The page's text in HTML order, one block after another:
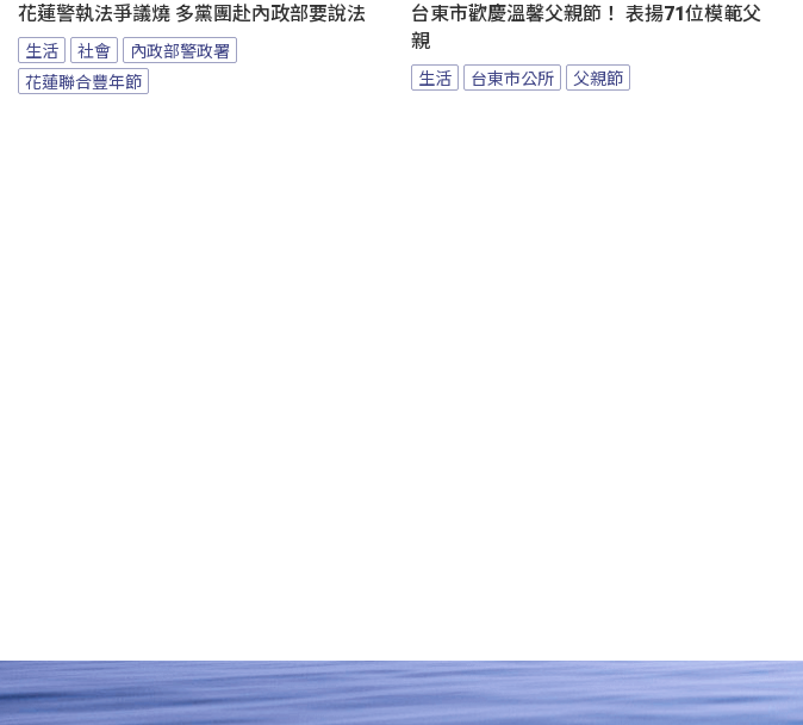
花蓮警執法爭議燒 多黨團赴內政部要說法
生活 社會
內政部警政署
花蓮聯合豐年節
台東市歡慶溫馨父親節！ 表揚71位模範父
親
生活 台東市公所 父親節